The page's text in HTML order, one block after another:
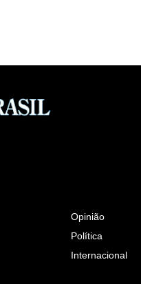
Opinião
Política
Internacional